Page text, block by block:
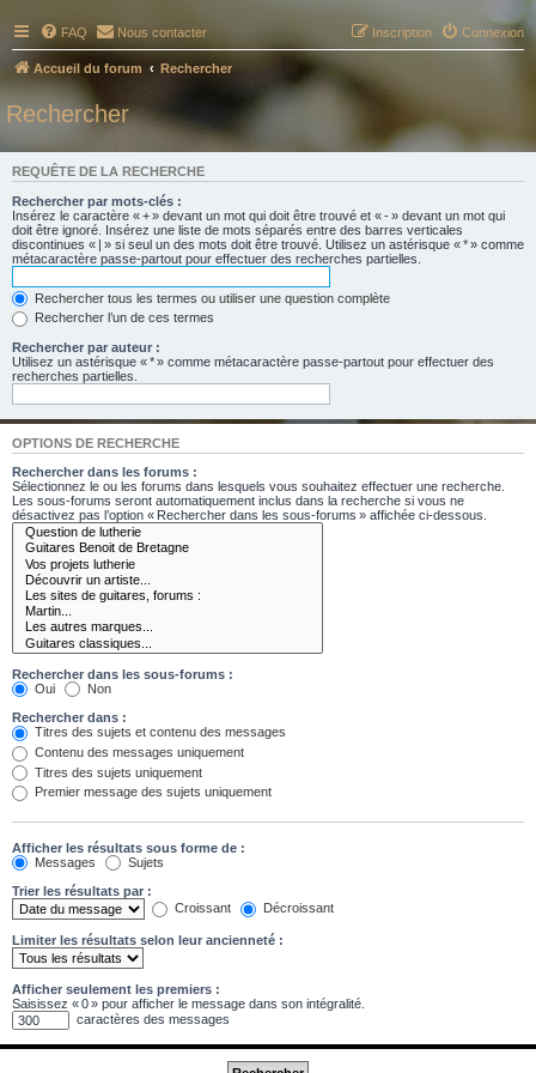
FAQ Nous contacter Connexion
Inscription
Accueil du forum Rechercher
Rechercher
REQUÊTE DE LA RECHERCHE
Rechercher par mots-clés :
Insérez le caractère « + » devant un mot qui doit être trouvé et « - » devant un mot qui
doit être ignoré. Insérez une liste de mots séparés entre des barres verticales
discontinues « | » si seul un des mots doit être trouvé. Utilisez un astérisque « * » comme
métacaractère passe-partout pour effectuer des recherches partielles.
Rechercher tous les termes ou utiliser une question complète
Rechercher l’un de ces termes
Rechercher par auteur :
Utilisez un astérisque « * » comme métacaractère passe-partout pour effectuer des
recherches partielles.
OPTIONS DE RECHERCHE
Rechercher dans les forums :
Sélectionnez le ou les forums dans lesquels vous souhaitez effectuer une recherche.
Les sous-forums seront automatiquement inclus dans la recherche si vous ne
désactivez pas l’option « Rechercher dans les sous-forums » affichée ci-dessous.
Rechercher dans les sous-forums :
Oui
Non
Rechercher dans :
Titres des sujets et contenu des messages
Contenu des messages uniquement
Titres des sujets uniquement
Premier message des sujets uniquement
Afficher les résultats sous forme de :
Messages
Sujets
Trier les résultats par :
Croissant
Décroissant
Limiter les résultats selon leur ancienneté :
Afficher seulement les premiers :
Saisissez « 0 » pour afficher le message dans son intégralité.
caractères des messages